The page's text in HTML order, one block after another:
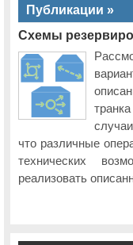
Публикации »
Схемы
что различные
технических
реализовать